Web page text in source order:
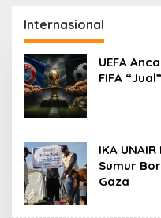
Revisi AD/ART
Internasional
UEFA
FIFA
IKA
Sumur
Gaza